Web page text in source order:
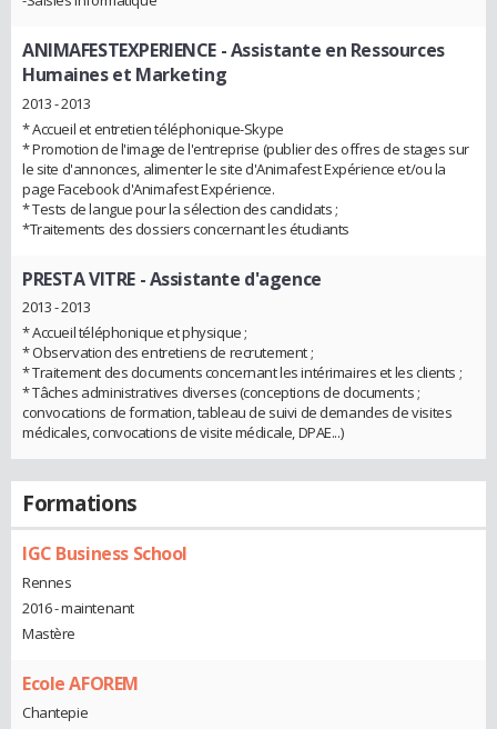
ANIMAFESTEXPERIENCE - Assistante en Ressources
Humaines et Marketing
2013 - 2013
* Accueil et entretien téléphonique-Skype
* Promotion de l'image de l'entreprise (publier des offres de stages sur
le site d'annonces, alimenter le site d'Animafest Expérience et/ou la
page Facebook d'Animafest Expérience.
* Tests de langue pour la sélection des candidats ;
*Traitements des dossiers concernant les étudiants
PRESTA VITRE- Assistante d'agence
2013 - 2013
* Accueil téléphonique et physique ;
* Observation des entretiens de recrutement ;
* Traitement des documents concernant les intérimaires et les clients ;
* Tâches administratives diverses (conceptions de documents ;
convocations de formation, tableau de suivi de demandes de visites
médicales, convocations de visite médicale, DPAE...)
Formations
IGC Business School
Rennes
2016 - maintenant
Mastère
Ecole AFOREM
Chantepie